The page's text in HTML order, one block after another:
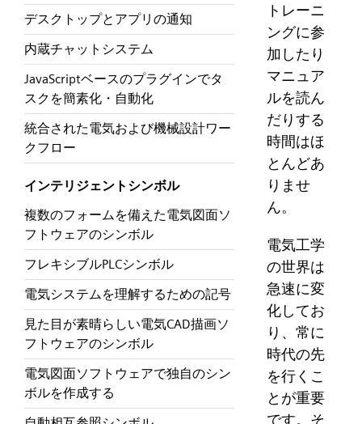
デスクトップとアプリの通知
内蔵チャットシステム
JavaScriptベースのプラグインでタ
スクを簡素化・自動化
統合された電気および機械設計ワー
クフロー
インテリジェントシンボル
複数のフォームを備えた電気図面ソ
フトウェアのシンボル
フレキシブルPLCシンボル
電気システムを理解するための記号
見た目が素晴らしい電気CAD描画ソ
フトウェアのシンボル
電気図面ソフトウェアで独自のシン
ボルを作成する
トレーニ
ングに参
加したり
マニュア
ルを読ん
だりする
時間はほ
とんどあ
りませ
ん。
電気工学
の世界は
急速に変
化してお
り、常に
時代の先
を行くこ
とが重要
です。そ